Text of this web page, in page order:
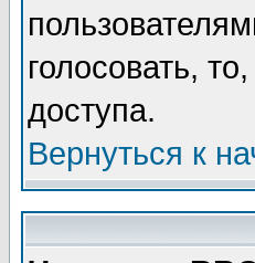
голосовать,
доступа.
Вернуться к